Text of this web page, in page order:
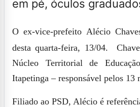
O ex-vice-prefeito Alécio
desta quarta-feira, 13/04.
Núcleo Territorial de
Itapetinga – responsável pelos 13
Filiado ao PSD, Alécio é